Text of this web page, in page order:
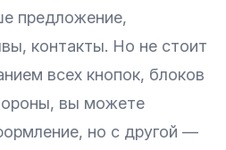
предложение,
контакты. Но не стоит
всех кнопок, блоков
вы можете
но с другой —